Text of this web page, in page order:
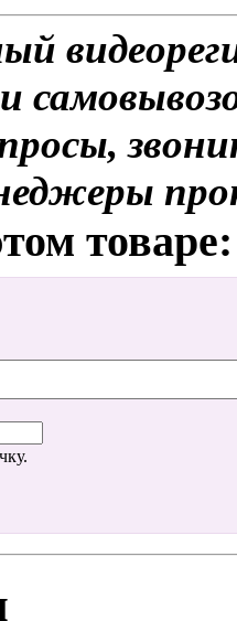
товаре: